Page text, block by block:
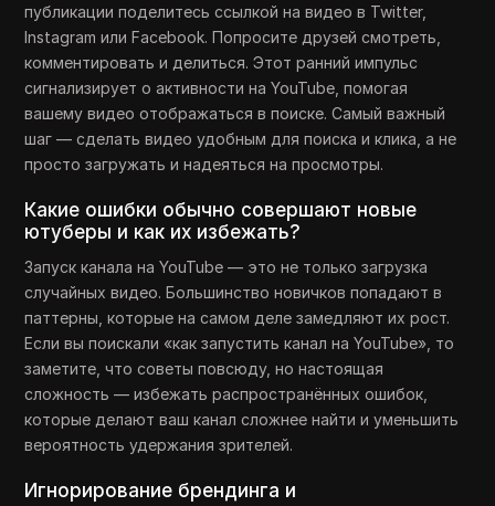
публикации поделитесь ссылкой на видео в Twitter,
Instagram или Facebook. Попросите друзей смотреть,
комментировать и делиться. Этот ранний импульс
сигнализирует о активности на YouTube, помогая
вашему видео отображаться в поиске. Самый важный
шаг — сделать видео удобным для поиска и клика, а не
просто загружать и надеяться на просмотры.
Какие ошибки обычно совершают новые
ютуберы и как их избежать?
Запуск канала на YouTube — это не только загрузка
случайных видео. Большинство новичков попадают в
паттерны, которые на самом деле замедляют их рост.
Если вы поискали «как запустить канал на YouTube», то
заметите, что советы повсюду, но настоящая
сложность — избежать распространённых ошибок,
которые делают ваш канал сложнее найти и уменьшить
вероятность удержания зрителей.
Игнорирование брендинга и